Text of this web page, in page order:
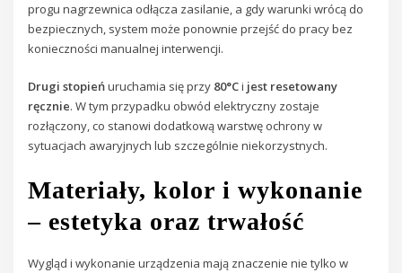
progu nagrzewnica odłącza zasilanie, a gdy warunki wrócą do
bezpiecznych, system może ponownie przejść do pracy bez
konieczności manualnej interwencji.
Drugi stopieńuruchamia się przy 80°Ci jest resetowany
ręcznie. W tym przypadku obwód elektryczny zostaje
rozłączony, co stanowi dodatkową warstwę ochrony w
sytuacjach awaryjnych lub szczególnie niekorzystnych.
Materiały, kolor i wykonanie
– estetyka oraz trwałość
Wygląd i wykonanie urządzenia mają znaczenie nie tylko w